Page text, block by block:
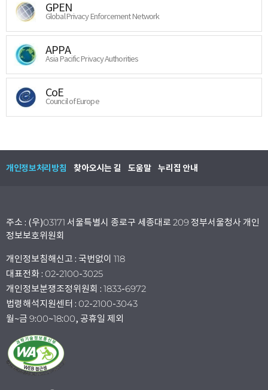
GPEN
Global Privacy Enforcement Network
APPA
Asia Pacific Privacy Authorities
CoE
Council of Europe
개인정보처리방침 찾아오시는 길 도움말 누리집 안내
주소 : (우)03171 서울특별시 종로구 세종대로 209 정부서울청사 개인
정보보호위원회
개인정보침해신고 : 국번없이 118
대표전화 : 02-2100-3025
개인정보분쟁조정위원회 : 1833-6972
법령해석지원센터 : 02-2100-3043
월~금 9:00~18:00, 공휴일 제외